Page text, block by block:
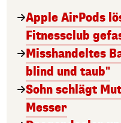
Apple AirPods
Fitnessclub
Misshandeltes
blind und taub"
Sohn schlägt
Messer